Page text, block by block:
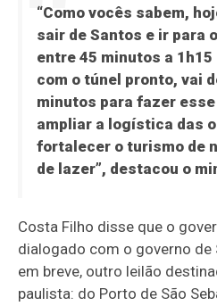
“Como vocês sabem,
sair de Santos e ir para
entre 45 minutos a 1h15
com o túnel pronto, vai
minutos para fazer
ampliar a logística das
fortalecer o turismo de
de lazer”, destacou o
Costa Filho disse que o
dialogado com o governo de
em breve, outro leilão
paulista: do Porto de São